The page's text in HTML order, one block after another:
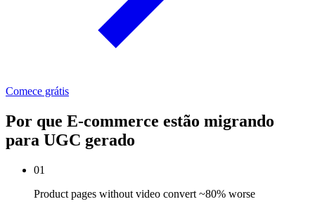
Comece grátis
Por que E-commerce estão migrando
para UGC gerado
01
Product pages without video convert ~80% worse